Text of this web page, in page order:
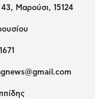
Μαρούσι, 15124